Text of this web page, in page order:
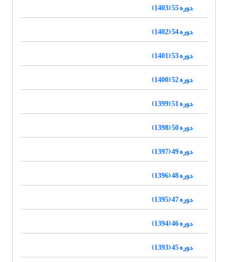
دوره 55 (1403)
دوره 54 (1402)
دوره 53 (1401)
دوره 52 (1400)
دوره 51 (1399)
دوره 50 (1398)
دوره 49 (1397)
دوره 48 (1396)
دوره 47 (1395)
دوره 46 (1394)
دوره 45 (1393)